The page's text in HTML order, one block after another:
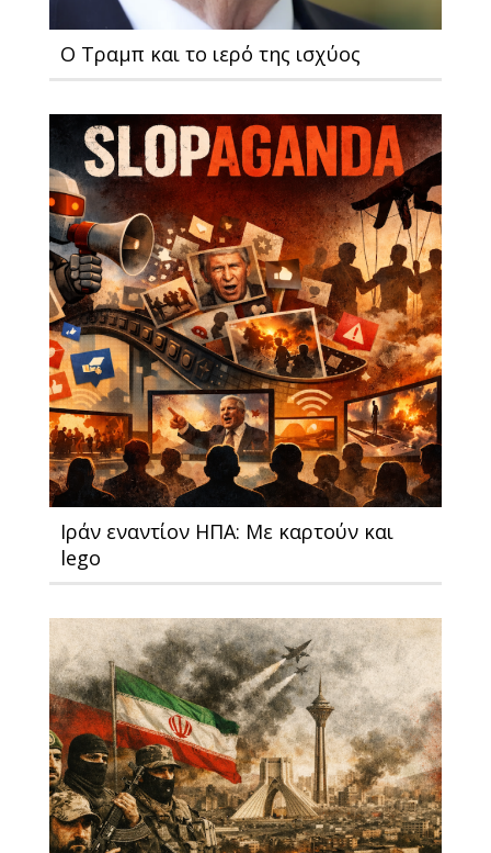
Ο Τραμπ και το ιερό της ισχύος
Ιράν εναντίον ΗΠΑ: Με καρτούν και
lego